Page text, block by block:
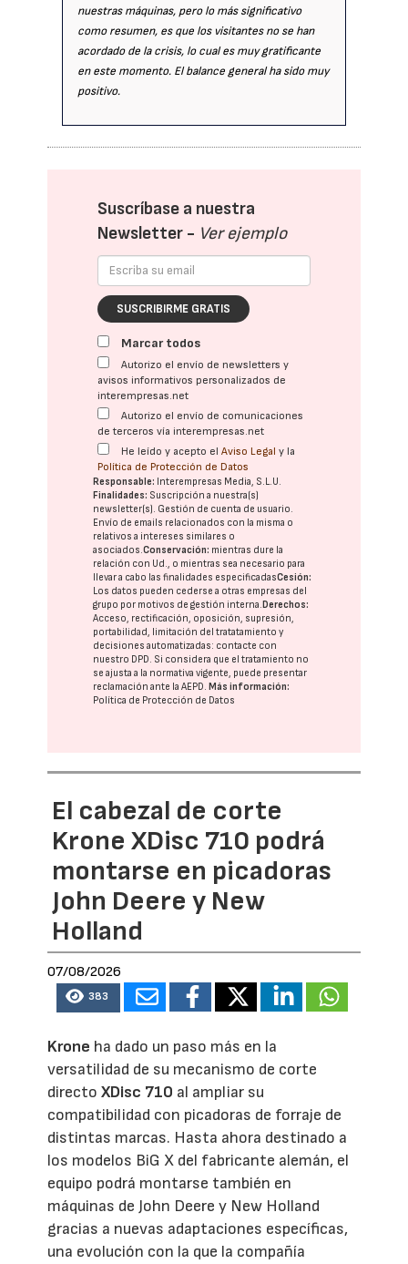
nuestras máquinas, pero lo más significativo
como resumen, es que los visitantes no se han
acordado de la crisis, lo cual es muy gratificante
en este momento. El balance general ha sido muy
positivo.
Suscríbase a nuestra
Newsletter - Ver ejemplo
SUSCRIBIRME GRATIS
Marcar todos
Autorizo el envío de newsletters y
avisos informativos personalizados de
interempresas.net
Autorizo el envío de comunicaciones
de terceros vía interempresas.net
He leído y acepto elAviso Legal y la
Política de Protección de Datos
Responsable: Interempresas Media, S.L.U.
Finalidades: Suscripción a nuestra(s)
newsletter(s). Gestión de cuenta de usuario.
Envío de emails relacionados con la misma o
relativos a intereses similares o
asociados.Conservación: mientras dure la
relación con Ud., o mientras sea necesario para
llevar a cabo las finalidades especificadasCesión:
Los datos pueden cederse a otras empresas del
grupo por motivos de gestión interna.Derechos:
Acceso, rectificación, oposición, supresión,
portabilidad, limitación del tratatamiento y
decisiones automatizadas: contacte con
nuestro DPD. Si considera que el tratamiento no
se ajusta a la normativa vigente, puede presentar
reclamación ante laAEPD.Más información:
Política de Protección de Datos
El cabezal de corte
Krone XDisc 710 podrá
montarse en picadoras
John Deere y New
Holland
07/08/2026
383
Krone ha dado un paso más en la
versatilidad de su mecanismo de corte
directoXDisc 710 al ampliar su
compatibilidad con picadoras de forraje de
distintas marcas. Hasta ahora destinado a
los modelos BiG X del fabricante alemán, el
equipo podrá montarse también en
máquinas de John Deere y New Holland
gracias a nuevas adaptaciones específicas,
una evolución con la que la compañía